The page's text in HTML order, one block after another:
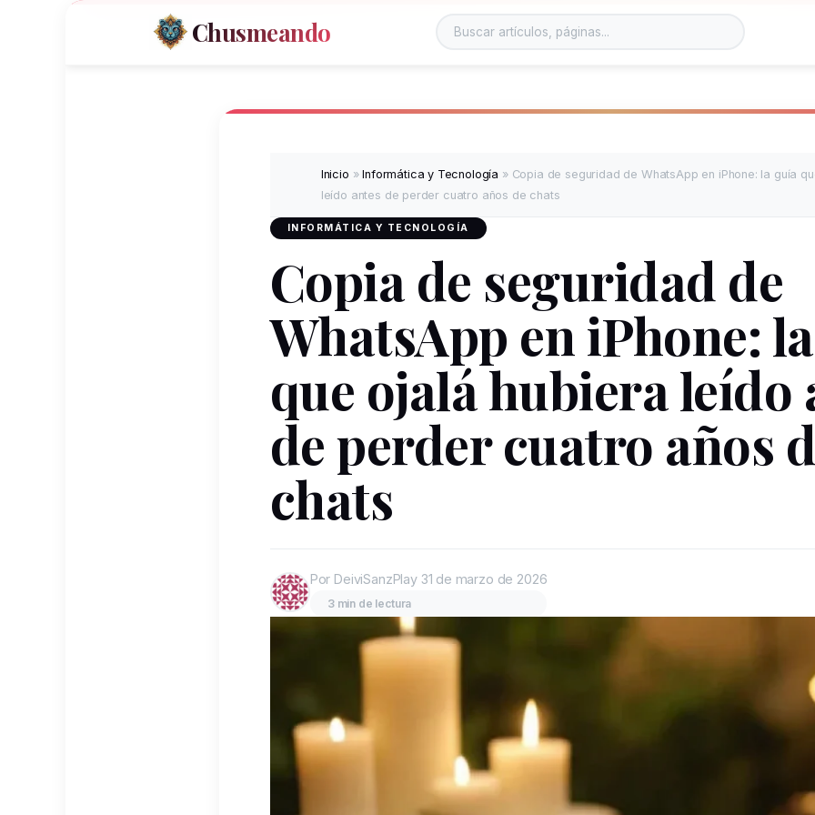
Chusmeando
Inicio »Informática y Tecnología » Copia de seguridad de WhatsApp en iPhone: la guía
leído antes de perder cuatro años de chats
INFORMÁTICA Y TECNOLOGÍA
Copia de seguridad de
WhatsApp en iPhone:
que ojalá hubiera leído
de perder cuatro años
chats
Por DeiviSanzPlay 31 de marzo de 2026
3 min de lectura